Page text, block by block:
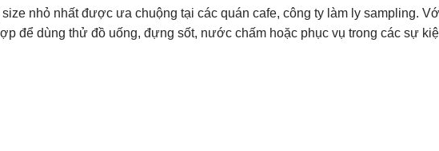
nhỏ nhất được ưa chuộng tại các quán cafe, công ty làm ly sampling.
để dùng thử đồ uống, đựng sốt, nước chấm hoặc phục vụ trong các sự